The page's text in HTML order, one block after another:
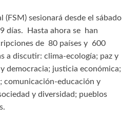
(FSM) sesionará desde el sábado
días. Hasta ahora se han
de 80 países y 600
a discutir: clima-ecología; paz y
democracia; justicia económica;
comunicación-educación y
y diversidad; pueblos